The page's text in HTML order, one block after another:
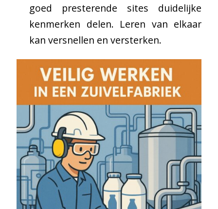
goed presterende sites duidelijke
kenmerken delen. Leren van elkaar
kan versnellen en versterken.